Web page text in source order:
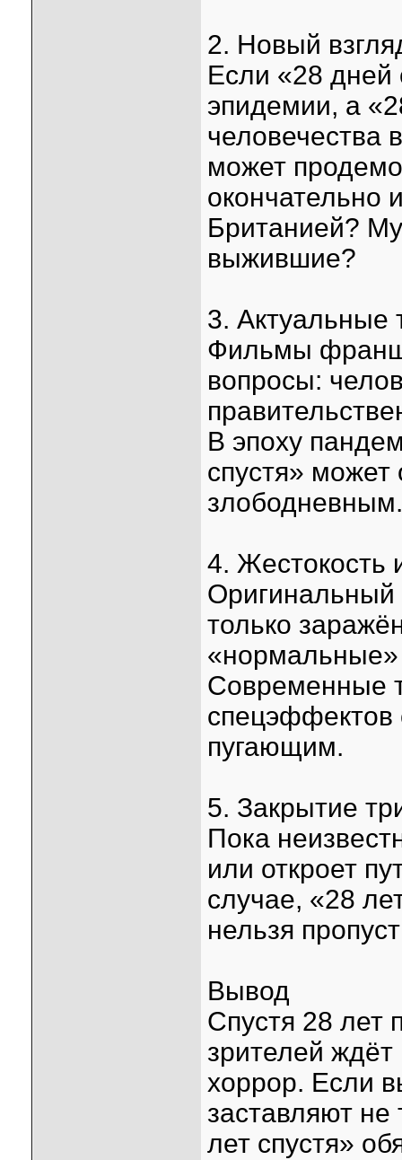
2. Новый
Если «28 дней
эпидемии, а
человечества
может
окончательно
Британией?
выжившие?
3. Актуальные
Фильмы
вопросы:
В эпоху
спустя»
злободневным.
4. Жестокость
только
Современные
спецэффектов
пугающим.
5. Закрытие
Пока
или откроет
случае, «28
нельзя
Вывод
Спустя 28 лет
зрителей
хоррор. Если
заставляют
лет спустя»